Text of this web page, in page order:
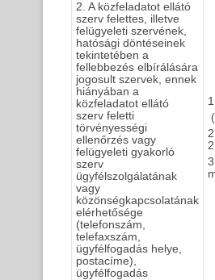
2. A közfeladatot ellátó
szerv felettes, illetve
felügyeleti szervének,
hatósági döntéseinek
tekintetében a
fellebbezés elbírálására
jogosult szervek, ennek
hiányában a
közfeladatot ellátó
szerv feletti
törvényességi
ellenőrzés vagy
felügyeleti gyakorló
szerv
ügyfélszolgálatának
vagy
közönségkapcsolatának
elérhetősége
(telefonszám,
telefaxszám,
ügyfélfogadás helye,
postacíme),
ügyfélfogadás